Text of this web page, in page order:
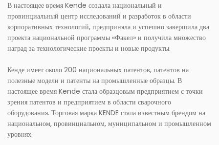
В настоящее время Kende создала национальный и
провинциальный центр исследований и разработок в области
корпоративных технологий, предприняла и успешно завершила два
проекта национальной программы «Факел» и получила множество
наград за технологические проекты и новые продукты.
Кенде имеет около 200 национальных патентов, патентов на
полезные модели и патенты на промышленные образцы. В
настоящее время Kende стала образцовым предприятием с точки
зрения патентов и предприятием в области сварочного
оборудования. Торговая марка KENDE стала известным брендом на
национальном, провинциальном, муниципальном и промышленном
уровнях.